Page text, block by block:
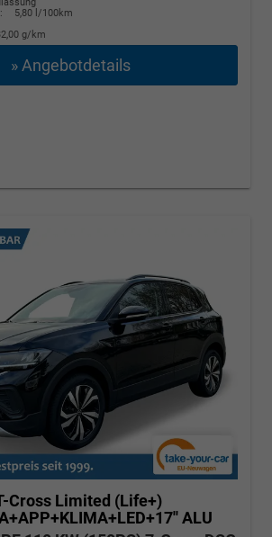
5,80 l/100km
g/km
» Angebotdetails
Cross Limited (Life+)
ALU